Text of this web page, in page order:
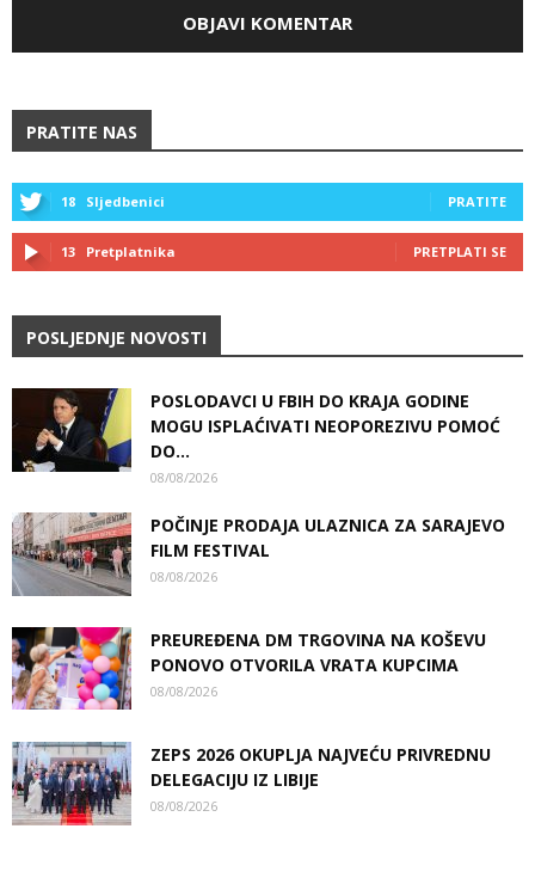
PRATITE NAS
18 Sljedbenici PRATITE
13 Pretplatnika PRETPLATI SE
POSLJEDNJE NOVOSTI
POSLODAVCI U FBIH DO KRAJA GODINE
MOGU ISPLAĆIVATI NEOPOREZIVU POMOĆ
DO...
08/08/2026
POČINJE PRODAJA ULAZNICA ZA SARAJEVO
FILM FESTIVAL
08/08/2026
PREUREĐENA DM TRGOVINA NA KOŠEVU
PONOVO OTVORILA VRATA KUPCIMA
08/08/2026
ZEPS 2026 OKUPLJA NAJVEĆU PRIVREDNU
DELEGACIJU IZ LIBIJE
08/08/2026